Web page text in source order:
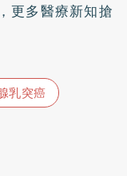
，更多醫療新知搶
乳突癌